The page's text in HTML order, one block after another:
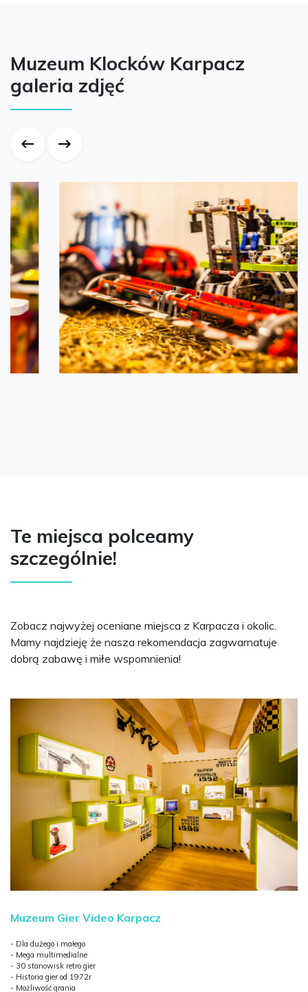
Muzeum Klocków Karpacz
galeria zdjęć
Te miejsca polceamy
szczególnie!
Zobacz najwyżej oceniane miejsca z Karpacza i okolic.
Mamy najdzieję że nasza rekomendacja zagwarnatuje
dobrą zabawę i miłe wspomnienia!
Muzeum Gier Video Karpacz
- Dla dużego i małego
- Mega multimedialne
- 30 stanowisk retro gier
- Historia gier od 1972r
- Możliwość grania